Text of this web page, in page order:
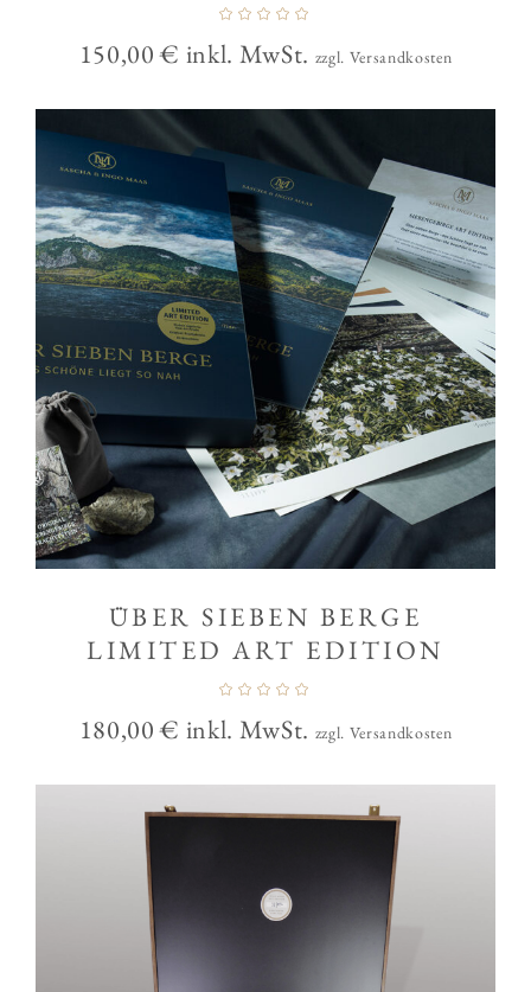
150,00€ inkl. MwSt. zzgl. Versandkosten
ÜBER SIEBEN BERGE
LIMITED ART EDITION
180,00€ inkl. MwSt. zzgl. Versandkosten